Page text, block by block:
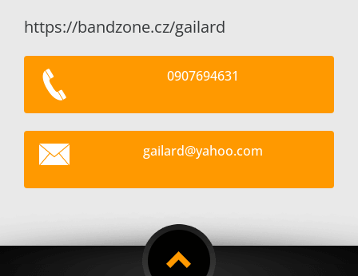
https://bandzone.cz/gailard
0907694631
gailard@yahoo.com